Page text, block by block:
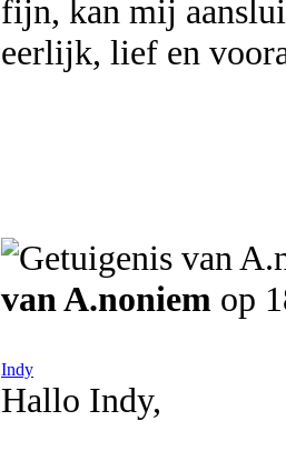
fijn, kan mij
eerlijk, lief en
van A.noniem op
Indy
Hallo Indy,